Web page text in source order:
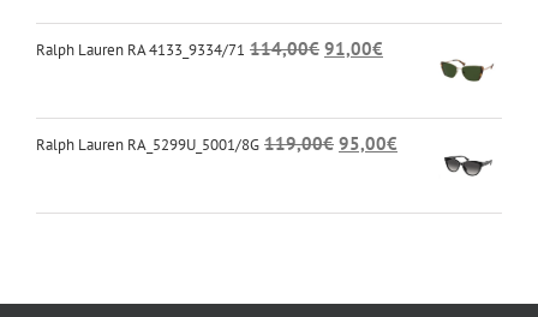
Ralph Lauren RA 4133_9334/71 114,00€ 91,00€
Ralph Lauren RA_5299U_5001/8G 119,00€ 95,00€